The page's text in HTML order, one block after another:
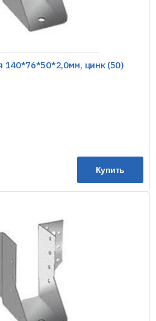
140*76*50*2,0мм, цинк (50)
Купить